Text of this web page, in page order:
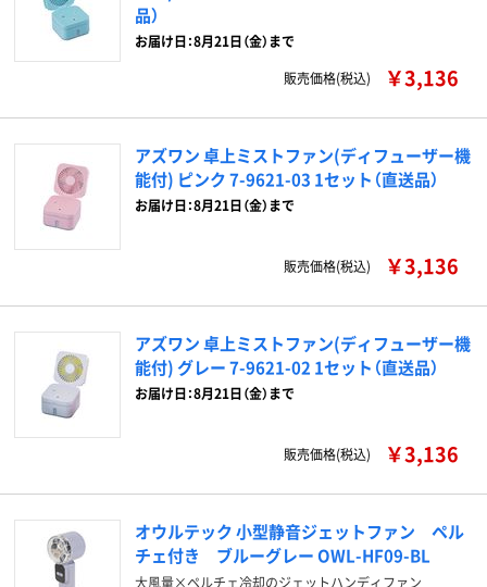
品）
お届け日：8月21日（金）まで
販売価格(税込)
￥3,136
アズワン 卓上ミストファン(ディフューザー機
能付) ピンク 7-9621-03 1セット（直送品）
お届け日：8月21日（金）まで
販売価格(税込) ￥3,136
アズワン 卓上ミストファン(ディフューザー機
能付) グレー 7-9621-02 1セット（直送品）
お届け日：8月21日（金）まで
販売価格(税込) ￥3,136
オウルテック 小型静音ジェットファン ペル
チェ付き ブルーグレー OWL-HF09-BL
大風量×ペルチェ冷却のジェットハンディファン